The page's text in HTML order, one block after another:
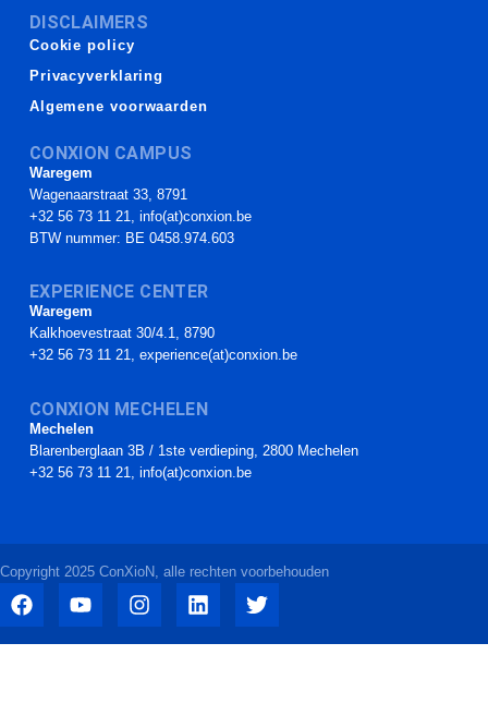
DISCLAIMERS
Cookie policy
Privacyverklaring
Algemene voorwaarden
CONXION CAMPUS
Waregem
Wagenaarstraat 33, 8791
+32 56 73 11 21, info(at)conxion.be
BTW nummer: BE 0458.974.603
EXPERIENCE CENTER
Waregem
Kalkhoevestraat 30/4.1, 8790
+32 56 73 11 21, experience(at)conxion.be
CONXION MECHELEN
Mechelen
Blarenberglaan 3B / 1ste verdieping, 2800 Mechelen
+32 56 73 11 21, info(at)conxion.be
Copyright 2025 ConXioN, alle rechten voorbehouden